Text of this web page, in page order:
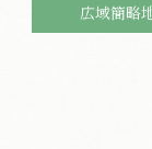
広域簡略